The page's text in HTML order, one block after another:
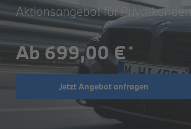
Aktionsangebot für Privatkunden
Ab 699,00 € *
Jetzt Angebot anfragen